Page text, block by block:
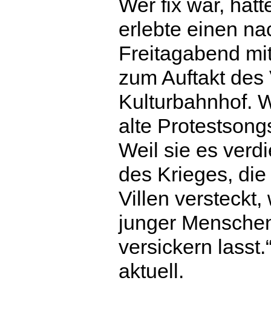
Wer fix war,
erlebte einen
Freitagabend
zum Auftakt
Kulturbahnhof.
alte
Weil sie es
des Krieges,
Villen versteckt,
junger
versickern
aktuell.